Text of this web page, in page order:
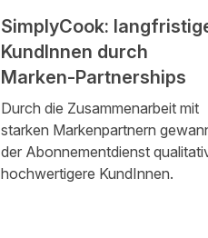
SimplyCook:
KundInnen durch
Marken-Partnerships
Durch die Zusammenarbeit mit
starken Markenpartnern
der Abonnementdienst
hochwertigere KundInnen.